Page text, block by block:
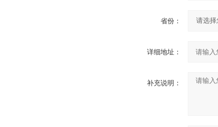
省份：
详细地址：
补充说明：